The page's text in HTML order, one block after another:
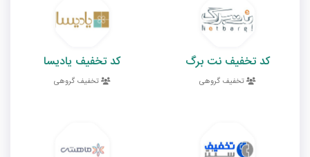
کد تخفیف نت برگ
تخفیف گروهی
کد تخفیف یادیسا
تخفیف گروهی